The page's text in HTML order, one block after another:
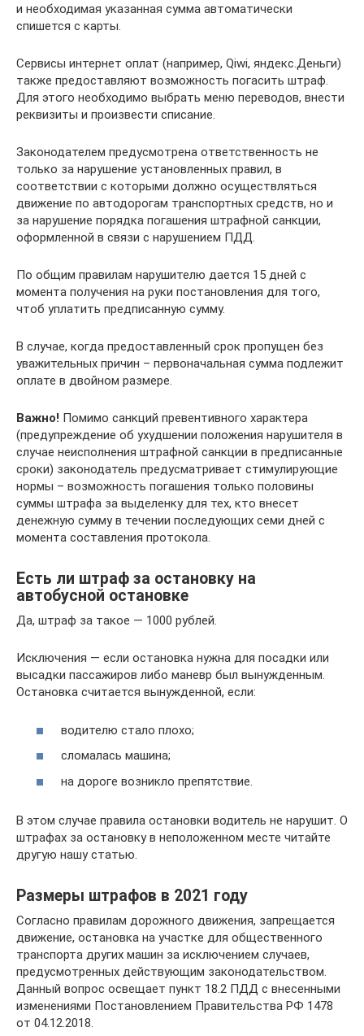
и необходимая указанная сумма автоматически
спишется с карты.
Сервисы интернет оплат (например, Qiwi, яндекс.Деньги)
также предоставляют возможность погасить штраф.
Для этого необходимо выбрать меню переводов, внести
реквизиты и произвести списание.
Законодателем предусмотрена ответственность не
только за нарушение установленных правил, в
соответствии с которыми должно осуществляться
движение по автодорогам транспортных средств, но и
за нарушение порядка погашения штрафной санкции,
оформленной в связи с нарушением ПДД.
По общим правилам нарушителю дается 15 дней с
момента получения на руки постановления для того,
чтоб уплатить предписанную сумму.
В случае, когда предоставленный срок пропущен без
уважительных причин – первоначальная сумма подлежит
оплате в двойном размере.
Важно! Помимо санкций превентивного характера
(предупреждение об ухудшении положения нарушителя в
случае неисполнения штрафной санкции в предписанные
сроки) законодатель предусматривает стимулирующие
нормы – возможность погашения только половины
суммы штрафа за выделенку для тех, кто внесет
денежную сумму в течении последующих семи дней с
момента составления протокола.
Есть ли штраф за остановку на
автобусной остановке
Да, штраф за такое — 1000 рублей.
Исключения — если остановка нужна для посадки или
высадки пассажиров либо маневр был вынужденным.
Остановка считается вынужденной, если:
водителю стало плохо;
сломалась машина;
на дороге возникло препятствие.
В этом случае правила остановки водитель не нарушит. О
штрафах за остановку в неположенном месте читайте
другую нашу статью.
Размеры штрафов в 2021 году
Согласно правилам дорожного движения, запрещается
движение, остановка на участке для общественного
транспорта других машин за исключением случаев,
предусмотренных действующим законодательством.
Данный вопрос освещает пункт 18.2 ПДД с внесенными
изменениями Постановлением Правительства РФ 1478
от 04.12.2018.